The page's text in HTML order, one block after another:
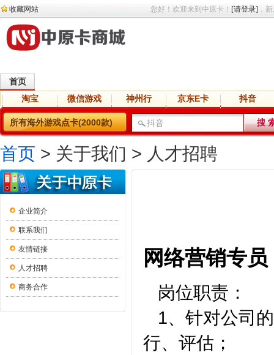
收藏网站 您好！欢迎来到中原卡！ [请登录] ，
首页
淘宝
微信游戏 神州行 京东E卡
抖音
直播
交友 语音 网盘 小说
所有海外游戏点卡(2000款)
首页 > 关于我们 > 人才招聘
企业简介
联系我们
友情链接
人才招聘
商务合作
网络营销专员
岗位职责：
1、针对公司
行、评估；